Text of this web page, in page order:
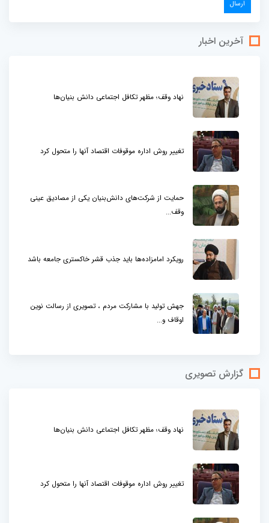
آخرین اخبار
نهاد وقف؛ مظهر تکافل اجتماعی دانش بنیان‌ها
تغییر روش اداره موقوفات اقتصاد آنها را متحول کرد
حمایت از شرکت‌های دانش‌بنیان یکی از مصادیق عینی
وقف...
رویکرد امامزاده‌ها باید جذب قشر خاکستری جامعه باشد
جهش تولید با مشارکت مردم ، تصویری از رسالت نوین
اوقاف و...
گزارش تصویری
نهاد وقف؛ مظهر تکافل اجتماعی دانش بنیان‌ها
تغییر روش اداره موقوفات اقتصاد آنها را متحول کرد